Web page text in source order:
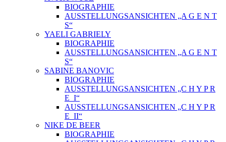
BIOGRAPHIE
AUSSTELLUNGSANSICHTEN „A G E N T
S“
YAELI GABRIELY
BIOGRAPHIE
AUSSTELLUNGSANSICHTEN „A G E N T
S“
SABINE BANOVIC
BIOGRAPHIE
AUSSTELLUNGSANSICHTEN „C H Y P R
E_I“
AUSSTELLUNGSANSICHTEN „C H Y P R
E_II“
NIKE DE BEER
BIOGRAPHIE